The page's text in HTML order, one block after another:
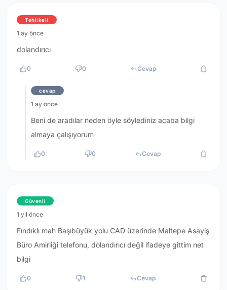
Tehlikeli
1 ay önce
dolandırıcı
0 0 Cevap
cevap
1 ay önce
Beni de aradılar neden öyle söylediniz acaba bilgi
almaya çalışıyorum
0 0 Cevap
Güvenli
1 yıl önce
Fındıklı mah Başıbüyük yolu CAD üzerinde Maltepe Asayiş
Büro Amirliği telefonu, dolandırıcı değil ifadeye gittim net
bilgi
0 1 Cevap